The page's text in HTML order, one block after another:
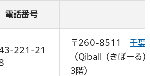
電話番号
221-21
〒260-8511
千葉
（Qiball（きぼーる
3階）